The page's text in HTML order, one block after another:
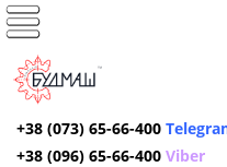
+38 (073) 65-66-400
+38 (096) 65-66-400 Viber